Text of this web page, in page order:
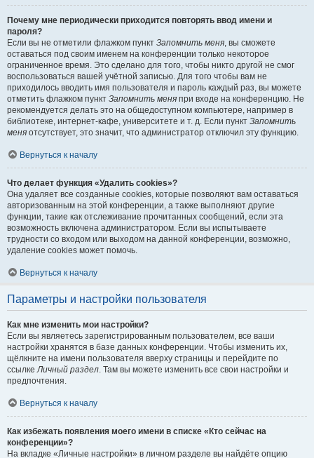
Почему мне периодически приходится повторять ввод имени и
пароля?
Если вы не отметили флажком пункт Запомнить меня, вы сможете
оставаться под своим именем на конференции только некоторое
ограниченное время. Это сделано для того, чтобы никто другой не смог
воспользоваться вашей учётной записью. Для того чтобы вам не
приходилось вводить имя пользователя и пароль каждый раз, вы можете
отметить флажком пункт Запомнить меня при входе на конференцию. Не
рекомендуется делать это на общедоступном компьютере, например в
библиотеке, интернет-кафе, университете и т. д. Если пункт Запомнить
меня отсутствует, это значит, что администратор отключил эту функцию.
Вернуться к началу
Что делает функция «Удалить cookies»?
Она удаляет все созданные cookies, которые позволяют вам оставаться
авторизованным на этой конференции, а также выполняют другие
функции, такие как отслеживание прочитанных сообщений, если эта
возможность включена администратором. Если вы испытываете
трудности со входом или выходом на данной конференции, возможно,
удаление cookies может помочь.
Вернуться к началу
Параметры и настройки пользователя
Как мне изменить мои настройки?
Если вы являетесь зарегистрированным пользователем, все ваши
настройки хранятся в базе данных конференции. Чтобы изменить их,
щёлкните на имени пользователя вверху страницы и перейдите по
ссылкеЛичный раздел. Там вы можете изменить все свои настройки и
предпочтения.
Вернуться к началу
Как избежать появления моего имени в списке «Кто сейчас на
конференции»?
На вкладке «Личные настройки» в личном разделе вы найдёте опцию